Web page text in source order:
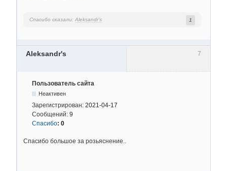
Спасибо сказали: Aleksandr's 1
7
Aleksandr's
Пользователь сайта
Неактивен
Зарегистрирован: 2021-04-17
Сообщений: 9
Спасибо: 0
Спасибо большое за розьяснение..